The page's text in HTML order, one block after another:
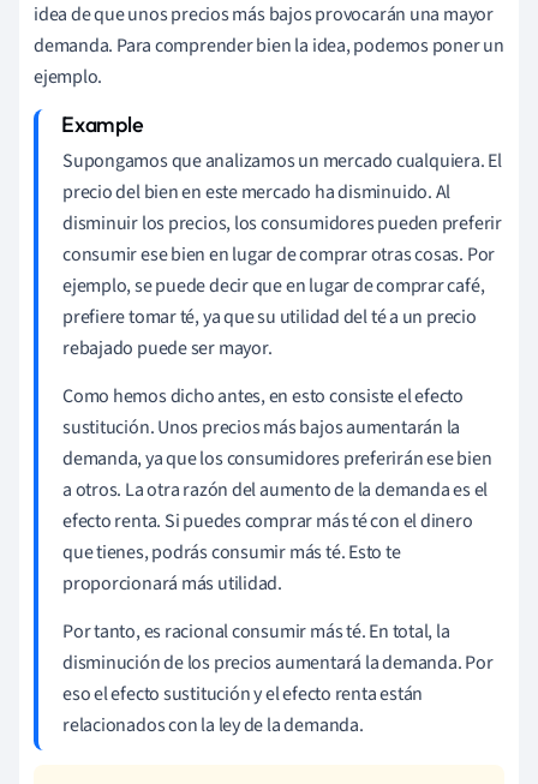
idea de que unos precios más bajos provocarán una mayor
demanda. Para comprender bien la idea, podemos poner un
ejemplo.
Supongamos que analizamos un mercado cualquiera. El
precio del bien en este mercado ha disminuido. Al
disminuir los precios, los consumidores pueden preferir
consumir ese bien en lugar de comprar otras cosas. Por
ejemplo, se puede decir que en lugar de comprar café,
prefiere tomar té, ya que su utilidad del té a un precio
rebajado puede ser mayor.
Como hemos dicho antes, en esto consiste el efecto
sustitución. Unos precios más bajos aumentarán la
demanda, ya que los consumidores preferirán ese bien
a otros. La otra razón del aumento de la demanda es el
efecto renta. Si puedes comprar más té con el dinero
que tienes, podrás consumir más té. Esto te
proporcionará más utilidad.
Por tanto, es racional consumir más té. En total, la
disminución de los precios aumentará la demanda. Por
eso el efecto sustitución y el efecto renta están
relacionados con la ley de la demanda.